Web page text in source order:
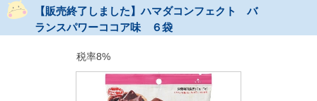
【販売終了しました】ハマダコンフェクト バ
ランスパワーココア味 ６袋
税率8%